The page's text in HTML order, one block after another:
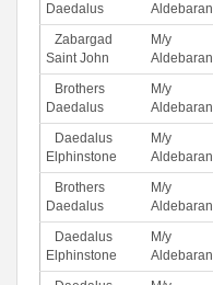
Daedalus
Aldebaran
Zabargad
Saint John
M/y
Aldebaran
Brothers
Daedalus
M/y
Aldebaran
Daedalus
Elphinstone
M/y
Aldebaran
Brothers
Daedalus
M/y
Aldebaran
Daedalus
Elphinstone
M/y
Aldebaran